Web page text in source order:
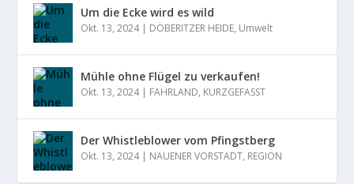
Um die Ecke wird es wild
Okt. 13, 2024| DÖBERITZER HEIDE, Umwelt
Mühle ohne Flügel zu verkaufen!
Okt. 13, 2024| FAHRLAND, KURZGEFASST
Der Whistleblower vom Pfingstberg
Okt. 13, 2024| NAUENER VORSTADT, REGION